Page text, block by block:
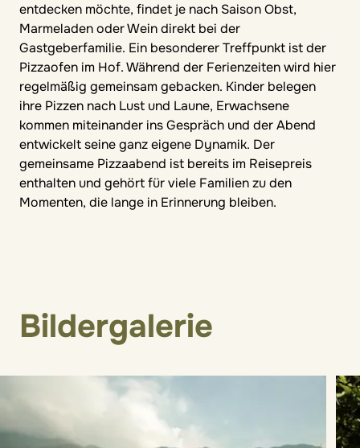
entdecken möchte, findet je nach Saison Obst,
Marmeladen oder Wein direkt bei der
Gastgeberfamilie. Ein besonderer Treffpunkt ist der
Pizzaofen im Hof. Während der Ferienzeiten wird hier
regelmäßig gemeinsam gebacken. Kinder belegen
ihre Pizzen nach Lust und Laune, Erwachsene
kommen miteinander ins Gespräch und der Abend
entwickelt seine ganz eigene Dynamik. Der
gemeinsame Pizzaabend ist bereits im Reisepreis
enthalten und gehört für viele Familien zu den
Momenten, die lange in Erinnerung bleiben.
Bildergalerie